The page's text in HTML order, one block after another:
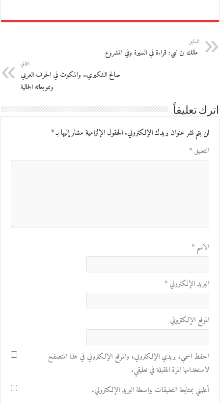
السابق
مالك بن نبي: قراءة في السيرة وفي المشروع
التالي
صالح الشكيري.. والمكوث في الحرف العربي
وتنويعاته الجمالية
اترك تعليقاً
لن يتم نشر عنوان بريدك الإلكتروني.الحقول الإلزامية مشار إليها بـ*
التعليق*
الاسم*
البريد الإلكتروني*
الموقع الإلكتروني
احفظ اسمي، بريدي الإلكتروني، والموقع الإلكتروني في هذا المتصفح
لاستخدامها المرة المقبلة في تعليقي.
أعلمني بمتابعة التعليقات بواسطة البريد الإلكتروني.